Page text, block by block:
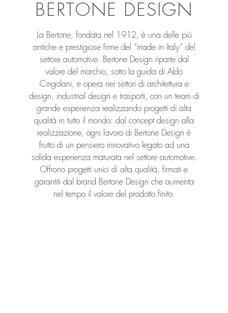
BERTONE DESIGN
La Bertone, fondata nel 1912, è una delle più
antiche e prestigiose firme del “made in Italy” del
settore automotive. Bertone Design riparte dal
valore del marchio, sotto la guida di Aldo
Cingolani, e opera nei settori di architettura e
design, industrial design e trasporti, con un team di
grande esperienza realizzando progetti di alta
qualità in tutto il mondo: dal concept design alla
realizzazione, ogni lavoro di Bertone Design è
frutto di un pensiero innovativo legato ad una
solida esperienza maturata nel settore automotive.
Offrono progetti unici di alta qualità, firmati e
garantiti dal brand Bertone Design che aumenta
nel tempo il valore del prodotto finito.